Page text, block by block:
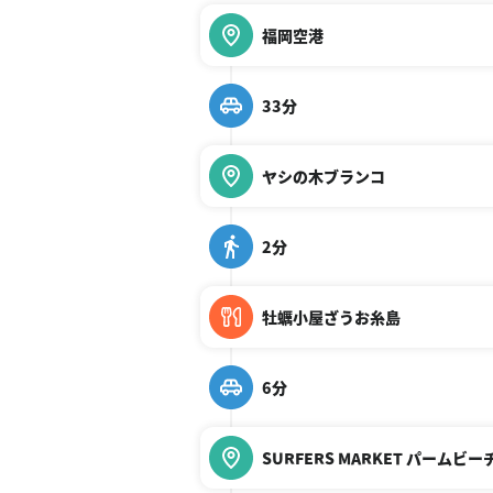
福岡空港
33分
ヤシの木ブランコ
2分
牡蠣小屋ざうお糸島
6分
SURFERS MARKET パームビー